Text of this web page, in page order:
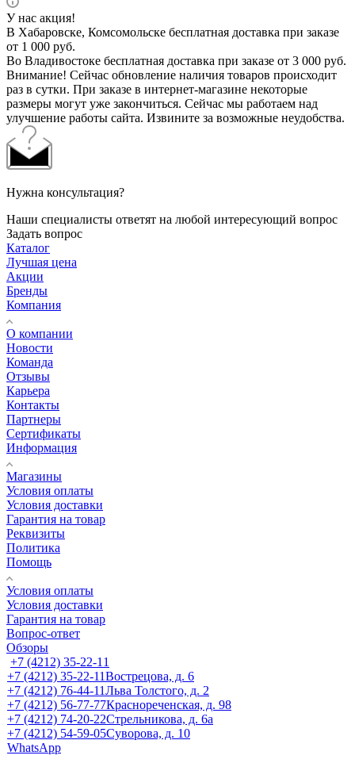
У нас акция!
В Хабаровске, Комсомольске бесплатная доставка при заказе
от 1 000 руб.
Во Владивостоке бесплатная доставка при заказе от 3 000 руб.
Внимание! Сейчас обновление наличия товаров происходит
раз в сутки. При заказе в интернет-магазине некоторые
размеры могут уже закончиться. Сейчас мы работаем над
улучшение работы сайта. Извините за возможные неудобства.
Нужна консультация?
Наши специалисты ответят на любой интересующий вопрос
Задать вопрос
Каталог
Лучшая цена
Акции
Бренды
Компания
О компании
Новости
Команда
Отзывы
Карьера
Контакты
Партнеры
Сертификаты
Информация
Магазины
Условия оплаты
Условия доставки
Гарантия на товар
Реквизиты
Политика
Помощь
Условия оплаты
Условия доставки
Гарантия на товар
Вопрос-ответ
Обзоры
+7 (4212) 35-22-11
+7 (4212) 35-22-11Вострецова, д. 6
+7 (4212) 76-44-11Льва Толстого, д. 2
+7 (4212) 56-77-77Краснореченская, д. 98
+7 (4212) 74-20-22Стрельникова, д. 6а
+7 (4212) 54-59-05Суворова, д. 10
WhatsApp